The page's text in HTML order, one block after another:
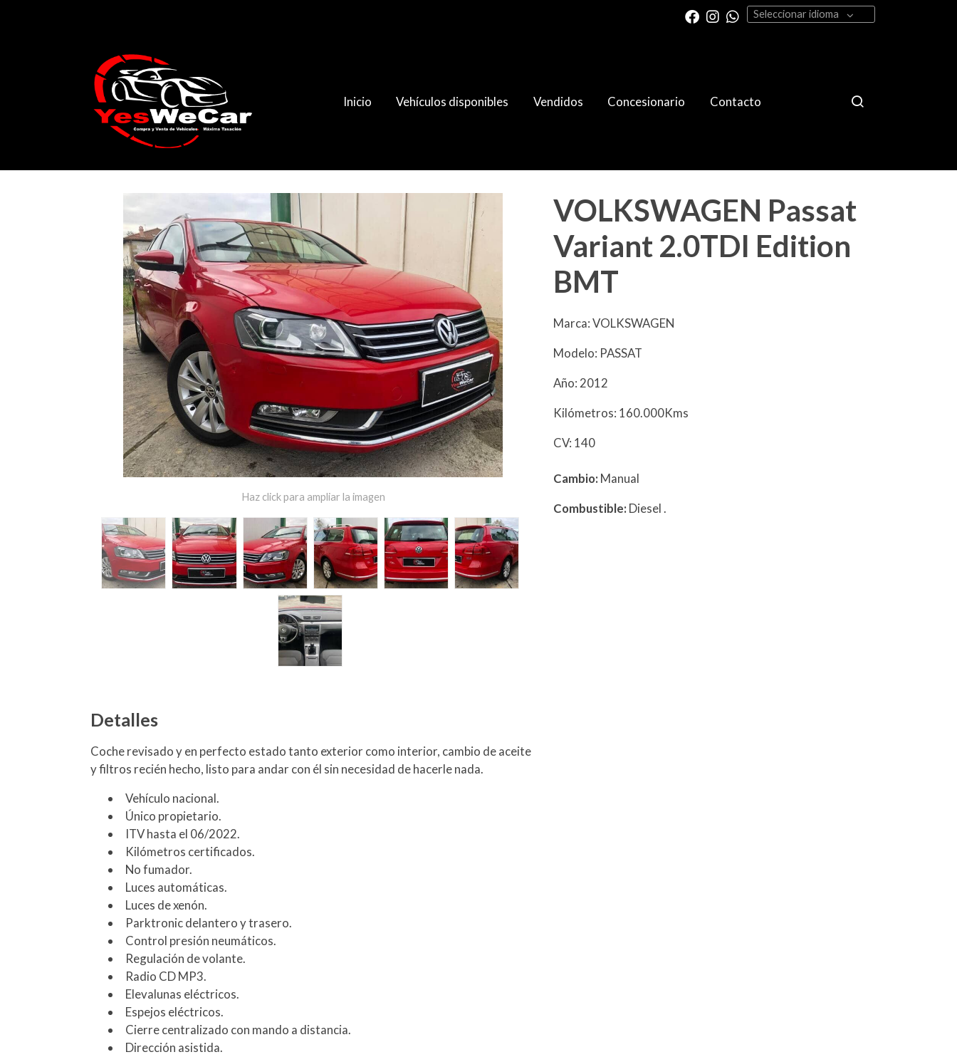
Seleccionar idioma
Inicio Vehículos disponibles Vendidos Concesionario Contacto
Catálogo VOLKSWAGEN Passat Variant 2.0TDI Edition BMT
Haz click para ampliar la imagen
Detalles
Coche revisado y en perfecto estado tanto exterior como interior, cambio de aceite
y filtros recién hecho, listo para andar con él sin necesidad de hacerle nada.
Vehículo nacional.
Único propietario.
ITV hasta el 06/2022.
Kilómetros certificados.
No fumador.
Luces automáticas.
Luces de xenón.
Parktronic delantero y trasero.
Control presión neumáticos.
Regulación de volante.
Radio CD MP3.
Elevalunas eléctricos.
Espejos eléctricos.
Cierre centralizado con mando a distancia.
Dirección asistida.
VOLKSWAGEN Passat
Variant 2.0TDI Edition
BMT
Marca: VOLKSWAGEN
Modelo: PASSAT
Año: 2012
Kilómetros: 160.000Kms
CV: 140
Cambio: Manual
Combustible: Diesel.